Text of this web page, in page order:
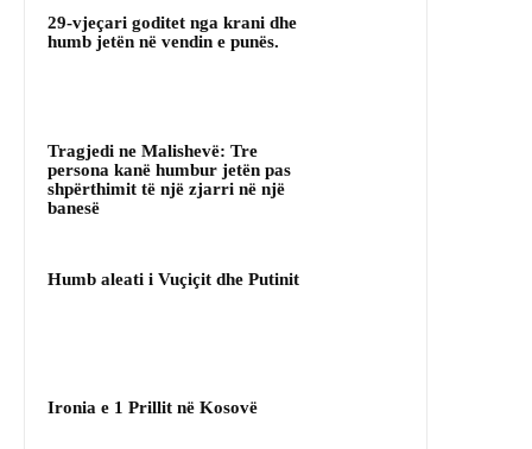
29-vjeçari goditet nga krani dhe
humb jetën në vendin e punës.
Tragjedi ne Malishevë: Tre
persona kanë humbur jetën pas
shpërthimit të një zjarri në një
banesë
Humb aleati i Vuçiçit dhe Putinit
Ironia e 1 Prillit në Kosovë